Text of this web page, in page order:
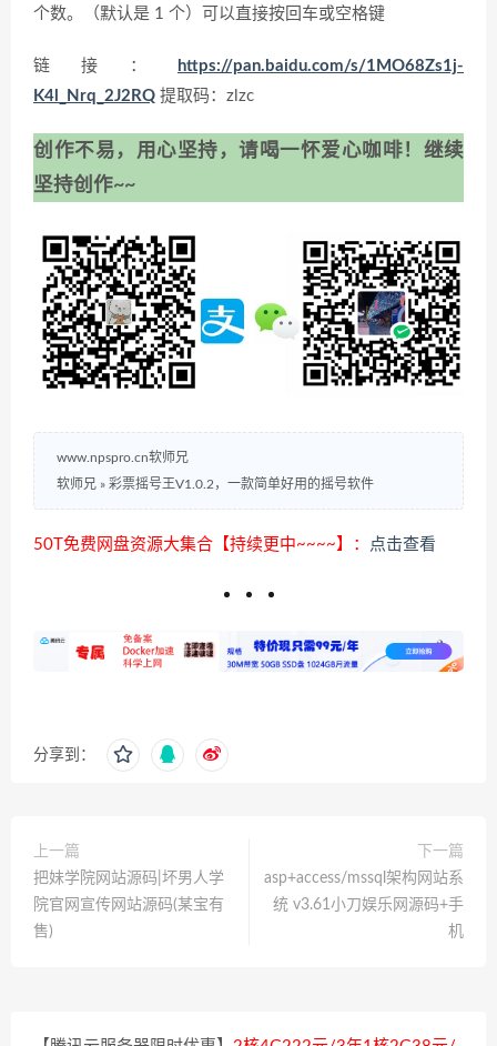
个数。（默认是 1 个）可以直接按回车或空格键
链接：
https://pan.baidu.com/s/1MO68Zs1j-
K4l_Nrq_2J2RQ 提取码：zlzc
创作不易，用心坚持，请喝一怀爱心咖啡！继续
坚持创作~~
www.npspro.cn软师兄
软师兄 » 彩票摇号王V1.0.2，一款简单好用的摇号软件
50T免费网盘资源大集合【持续更中~~~~】： 点击查看
分享到：
上一篇
把妹学院网站源码|坏男人学
院官网宣传网站源码(某宝有
售)
下一篇
asp+access/mssql架构网站系
统 v3.61小刀娱乐网源码+手
机